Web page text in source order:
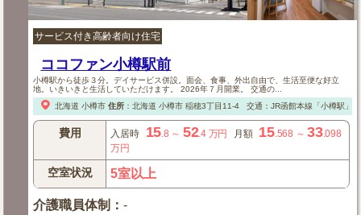
サービス付き高齢者向け住宅
ココファン小樽駅前
小樽駅から徒歩３分。デイサービス併設。面会、食事、外出自由で、生活至便な好立
地。いきいきと生活していただけます。 2026年７月開業。 交通の...
北海道 小樽市 住所： 北海道 小樽市稲穂3丁目11-4 交通：JR函館本線「小樽駅」
費用 入居時 15.8 ～ 52.4 万円 月額 15.568 ～33.098
万円
空室状況 5室以上
介護職員体制 ：-